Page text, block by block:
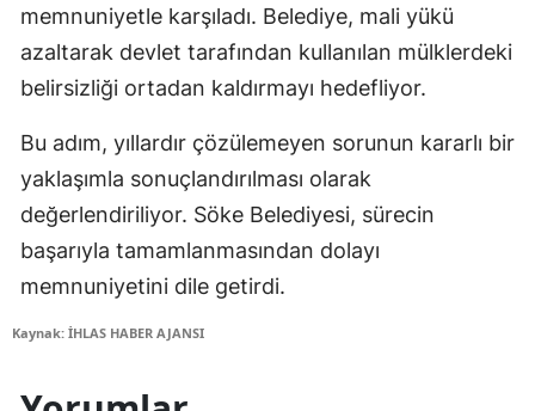
memnuniyetle karşıladı. Belediye, mali yükü
azaltarak devlet tarafından kullanılan mülklerdeki
belirsizliği ortadan kaldırmayı hedefliyor.
Bu adım, yıllardır çözülemeyen sorunun kararlı bir
yaklaşımla sonuçlandırılması olarak
değerlendiriliyor. Söke Belediyesi, sürecin
başarıyla tamamlanmasından dolayı
memnuniyetini dile getirdi.
Kaynak: İHLAS HABER AJANSI